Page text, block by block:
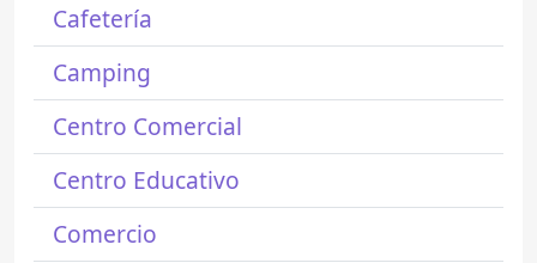
Cafetería
Camping
Centro Comercial
Centro Educativo
Comercio